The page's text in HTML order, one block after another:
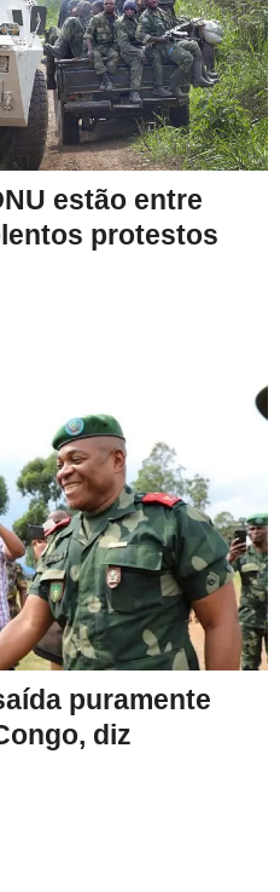
estão entre
protestos
puramente
diz